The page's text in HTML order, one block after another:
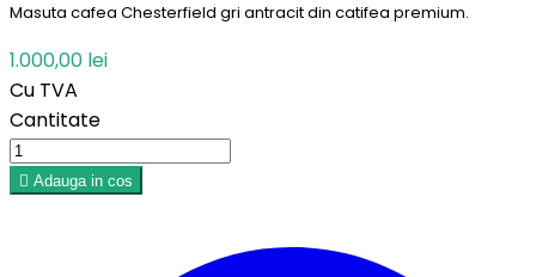
Masuta cafea Chesterfield gri antracit din catifea premium.
1.000,00 lei
Cu TVA
Cantitate
 Adauga in cos